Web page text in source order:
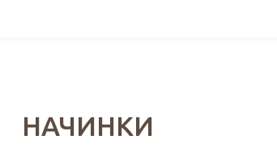
НАЧИНКИ